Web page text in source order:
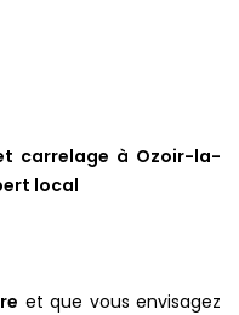
carrelage à Ozoir-la-
local
et que vous envisagez